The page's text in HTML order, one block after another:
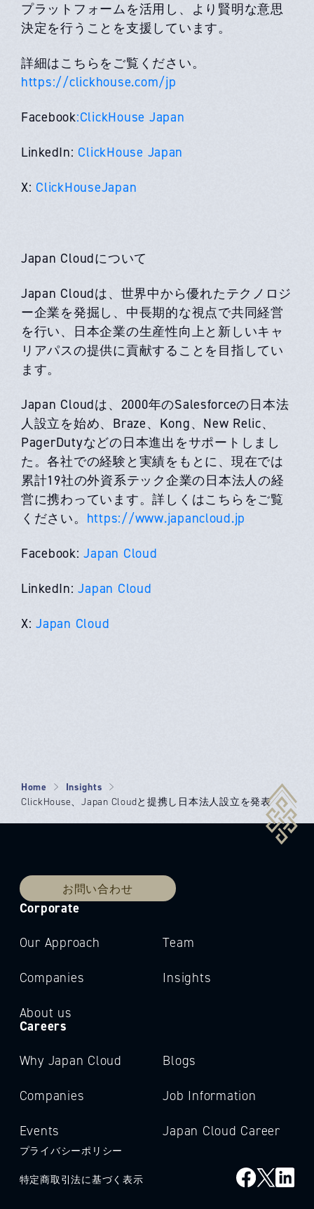
プラットフォームを活用し、より賢明な意思
決定を行うことを支援しています。
詳細はこちらをご覧ください。
https://clickhouse.com/jp
Facebook:ClickHouse Japan
LinkedIn: ClickHouse Japan
X: ClickHouseJapan
Japan Cloudについて
Japan Cloudは、世界中から優れたテクノロジ
ー企業を発掘し、中長期的な視点で共同経営
を行い、日本企業の生産性向上と新しいキャ
リアパスの提供に貢献することを目指してい
ます。
Japan Cloudは、2000年のSalesforceの日本法
人設立を始め、Braze、Kong、New Relic、
PagerDutyなどの日本進出をサポートしまし
た。各社での経験と実績をもとに、現在では
累計19社の外資系テック企業の日本法人の経
営に携わっています。詳しくはこちらをご覧
ください。 https://www.japancloud.jp
Facebook:Japan Cloud
LinkedIn:Japan Cloud
X:Japan Cloud
Home Insights
ClickHouse、Japan Cloudと提携し日本法人設立を発表
お問い合わせ
Corporate
Our Approach
Companies
About us
Team
Insights
Careers
Why Japan Cloud
Companies
Events
Blogs
Job Information
Japan Cloud Career
プライバシーポリシー
特定商取引法に基づく表示